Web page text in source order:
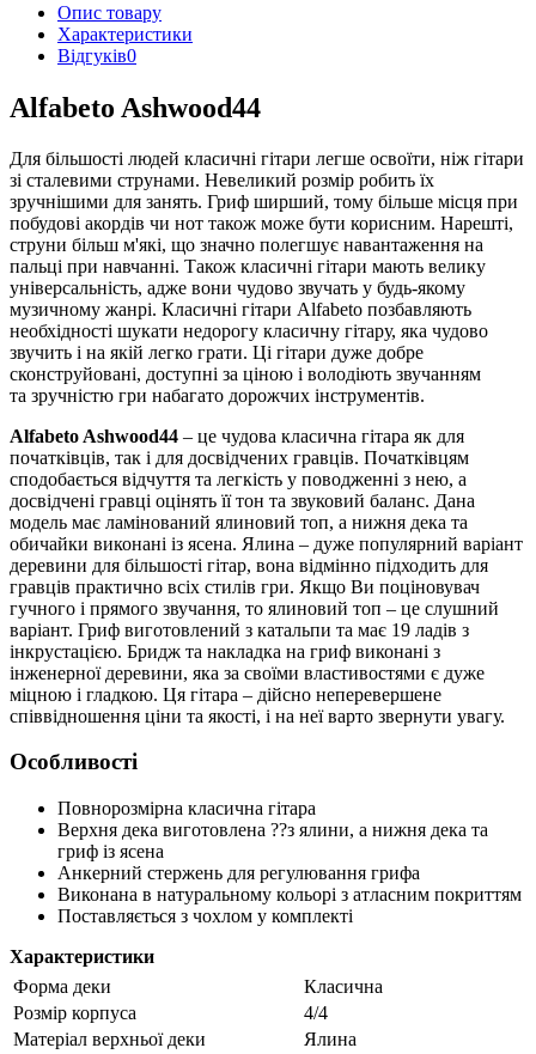
Опис товару
Характеристики
Відгуків0
Alfabeto Ashwood44
Для більшості людей класичні гітари легше освоїти, ніж гітари
зі сталевими струнами. Невеликий розмір робить їх
зручнішими для занять. Гриф ширший, тому більше місця при
побудові акордів чи нот також може бути корисним. Нарешті,
струни більш м'які, що значно полегшує навантаження на
пальці при навчанні. Також класичні гітари мають велику
універсальність, адже вони чудово звучать у будь-якому
музичному жанрі. Класичні гітари Alfabeto позбавляють
необхідності шукати недорогу класичну гітару, яка чудово
звучить і на якій легко грати. Ці гітари дуже добре
сконструйовані, доступні за ціною і володіють звучанням
та зручністю гри набагато дорожчих інструментів.
Alfabeto Ashwood44 – це чудова класична гітара як для
початківців, так і для досвідчених гравців. Початківцям
сподобається відчуття та легкість у поводженні з нею, а
досвідчені гравці оцінять її тон та звуковий баланс. Дана
модель має ламінований ялиновий топ, а нижня дека та
обичайки виконані із ясена. Ялина – дуже популярний варіант
деревини для більшості гітар, вона відмінно підходить для
гравців практично всіх стилів гри. Якщо Ви поціновувач
гучного і прямого звучання, то ялиновий топ – це слушний
варіант. Гриф виготовлений з катальпи та має 19 ладів з
інкрустацією. Бридж та накладка на гриф виконані з
інженерної деревини, яка за своїми властивостями є дуже
міцною і гладкою. Ця гітара – дійсно неперевершене
співвідношення ціни та якості, і на неї варто звернути увагу.
Особливості
Повнорозмірна класична гітара
Верхня дека виготовлена ??з ялини, а нижня дека та
гриф із ясена
Анкерний стержень для регулювання грифа
Виконана в натуральному кольорі з атласним покриттям
Поставляється з чохлом у комплекті
Характеристики
Форма деки
Класична
Розмір корпуса
4/4
Матеріал верхньої деки
Ялина